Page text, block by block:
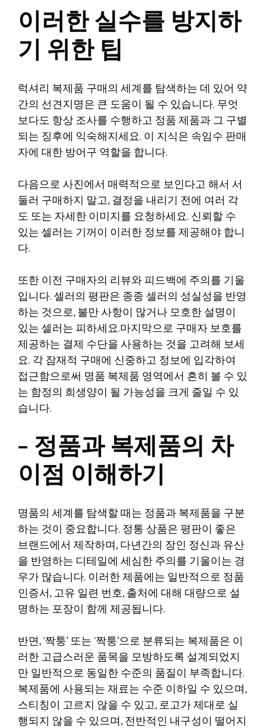
이러한 실수를 방지하
기 위한 팁
럭셔리 복제품 구매의 세계를 탐색하는 데 있어 약
간의 선견지명은 큰 도움이 될 수 있습니다. 무엇
보다도 항상 조사를 수행하고 정품 제품과 그 구별
되는 징후에 익숙해지세요. 이 지식은 속임수 판매
자에 대한 방어구 역할을 합니다.
다음으로 사진에서 매력적으로 보인다고 해서 서
둘러 구매하지 말고, 결정을 내리기 전에 여러 각
도 또는 자세한 이미지를 요청하세요. 신뢰할 수
있는 셀러는 기꺼이 이러한 정보를 제공해야 합니
다.
또한 이전 구매자의 리뷰와 피드백에 주의를 기울
입니다. 셀러의 평판은 종종 셀러의 성실성을 반영
하는 것으로, 불만 사항이 많거나 모호한 설명이
있는 셀러는 피하세요.마지막으로 구매자 보호를
제공하는 결제 수단을 사용하는 것을 고려해 보세
요. 각 잠재적 구매에 신중하고 정보에 입각하여
접근함으로써 명품 복제품 영역에서 흔히 볼 수 있
는 함정의 희생양이 될 가능성을 크게 줄일 수 있
습니다.
– 정품과 복제품의 차
이점 이해하기
명품의 세계를 탐색할 때는 정품과 복제품을 구분
하는 것이 중요합니다. 정통 상품은 평판이 좋은
브랜드에서 제작하며, 다년간의 장인 정신과 유산
을 반영하는 디테일에 세심한 주의를 기울이는 경
우가 많습니다. 이러한 제품에는 일반적으로 정품
인증서, 고유 일련 번호, 출처에 대해 대량으로 설
명하는 포장이 함께 제공됩니다.
반면, ‘짝퉁’ 또는 ‘짝퉁’으로 분류되는 복제품은 이
러한 고급스러운 품목을 모방하도록 설계되었지
만 일반적으로 동일한 수준의 품질이 부족합니다.
복제품에 사용되는 재료는 수준 이하일 수 있으며,
스티칭이 고르지 않을 수 있고, 로고가 제대로 실
행되지 않을 수 있으며, 전반적인 내구성이 떨어지